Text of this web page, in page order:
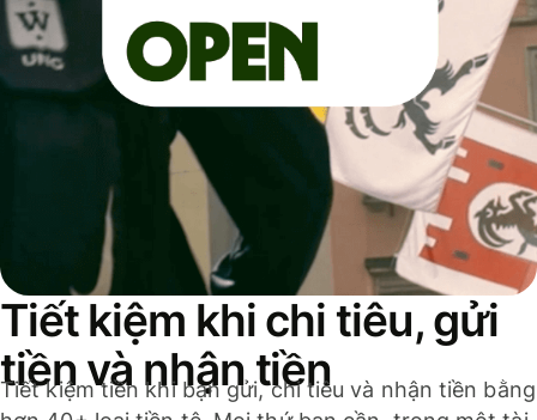
Tiết kiệm khi chi tiêu, gửi
tiền và nhận tiền
Tiết kiệm tiền khi bạn gửi, chi tiêu và nhận tiền bằng